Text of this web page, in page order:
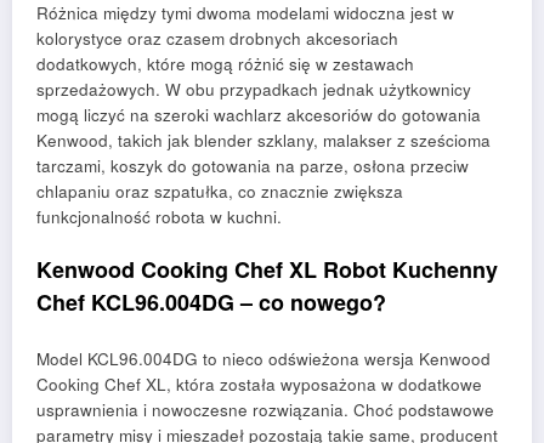
Różnica między tymi dwoma modelami widoczna jest w
kolorystyce oraz czasem drobnych akcesoriach
dodatkowych, które mogą różnić się w zestawach
sprzedażowych. W obu przypadkach jednak użytkownicy
mogą liczyć na szeroki wachlarz akcesoriów do gotowania
Kenwood, takich jak blender szklany, malakser z sześcioma
tarczami, koszyk do gotowania na parze, osłona przeciw
chlapaniu oraz szpatułka, co znacznie zwiększa
funkcjonalność robota w kuchni.
Kenwood Cooking Chef XL Robot Kuchenny
Chef KCL96.004DG – co nowego?
Model KCL96.004DG to nieco odświeżona wersja Kenwood
Cooking Chef XL, która została wyposażona w dodatkowe
usprawnienia i nowoczesne rozwiązania. Choć podstawowe
parametry misy i mieszadeł pozostają takie same, producent